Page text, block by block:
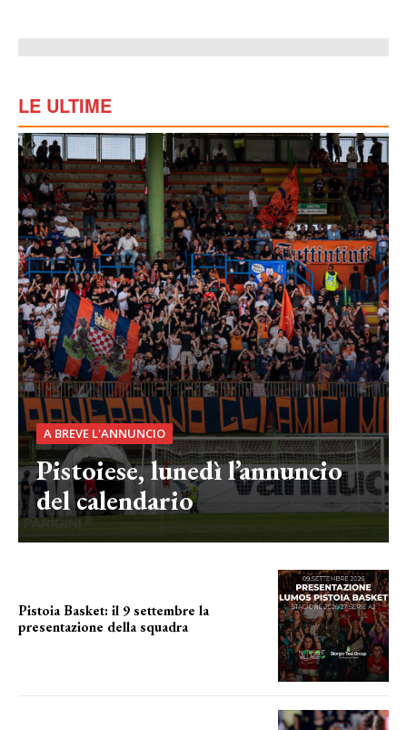
LE ULTIME
A BREVE L'ANNUNCIO
Pistoiese, lunedì l’annuncio
del calendario
Pistoia Basket: il 9 settembre la
presentazione della squadra